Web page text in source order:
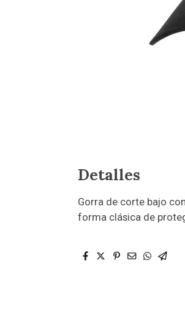
Detalles
Gorra de corte bajo
forma clásica de